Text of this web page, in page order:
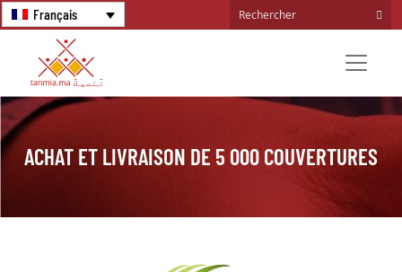
Français
ACHAT ET LIVRAISON DE 5 000 COUVERTURES